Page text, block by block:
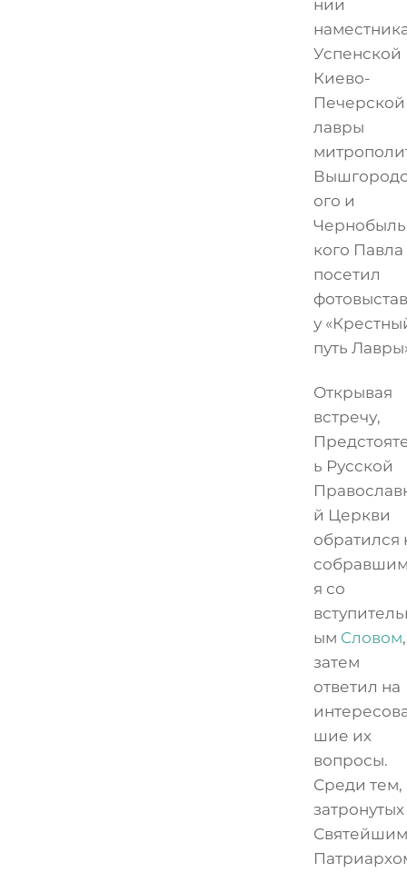
нии
Успенской
Киево-
Печерской
лавры
ого и
кого Павла
посетил
у
путь
Открывая
встречу,
ь Русской
й Церкви
обратился
я со
ым Cловом
затем
ответил на
шие их
вопросы.
Среди тем,
затронутых
Святейшим